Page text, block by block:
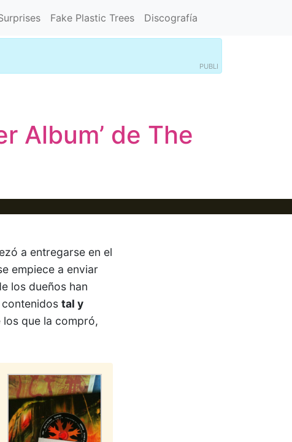
Fake Plastic Trees Discografía
PUBLI
Album’ de The
a entregarse en el
empiece a enviar
los dueños han
tal y
los que la compró,